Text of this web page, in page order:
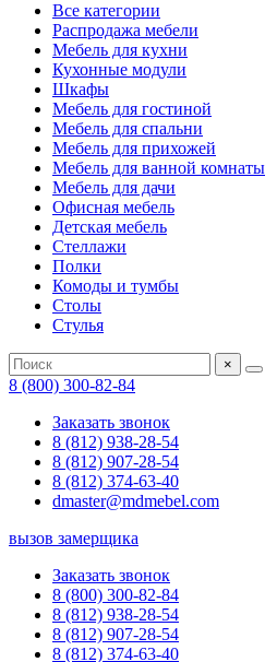
Все категории
Распродажа мебели
Мебель для кухни
Кухонные модули
Шкафы
Мебель для гостиной
Мебель для спальни
Мебель для прихожей
Мебель для ванной комнаты
Мебель для дачи
Офисная мебель
Детская мебель
Стеллажи
Полки
Комоды и тумбы
Столы
Стулья
×
8 (800) 300-82-84
Заказать звонок
8 (812) 938-28-54
8 (812) 907-28-54
8 (812) 374-63-40
dmaster@mdmebel.com
вызов замерщика
Заказать звонок
8 (800) 300-82-84
8 (812) 938-28-54
8 (812) 907-28-54
8 (812) 374-63-40